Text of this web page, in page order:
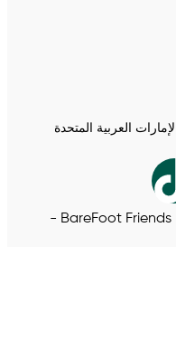
- يتم تشغيلها بواسطة BareFoot Friends -